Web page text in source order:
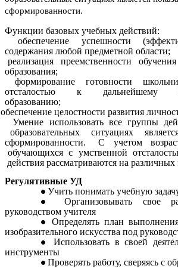
сформированности.
Функции базовых учебных действий:
успешности
содержания любой предметной области;
преемственности
образования;
готовности
отсталостью к дальнейшему
образованию;
целостности развития
использовать все группы
образовательных ситуациях
сформированности. С учетом
обучающихся с умственной
действия рассматриваются на различных
Регулятивные УД
Учить понимать учебную
Организовывать свое
руководством учителя
Определять план
изобразительного искусства под
Использовать в своей
инструменты
Проверять работу, сверяясь с